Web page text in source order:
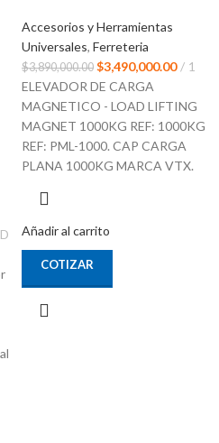
Accesorios y Herramientas
Universales, Ferreteria
$3,890,000.00 $3,490,000.00
1
ELEVADOR DE CARGA
MAGNETICO - LOAD LIFTING
MAGNET 1000KG REF: 1000KG
REF: PML-1000. CAP CARGA
PLANA 1000KG MARCA VTX.
Añadir al carrito
COTIZAR